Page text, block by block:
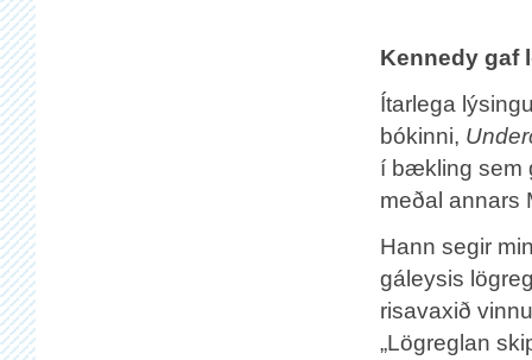
Kennedy gaf
Ítarlega
bókinni,
í bækling sem
meðal annars
Hann segir
gáleysis
risavaxið
„Lögreglan